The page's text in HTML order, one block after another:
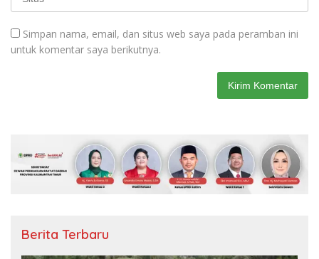
Simpan nama, email, dan situs web saya pada peramban ini
untuk komentar saya berikutnya.
Berita Terbaru